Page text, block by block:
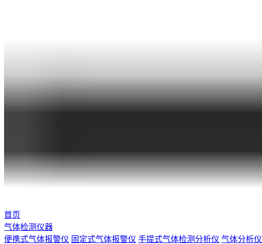
首页
气体检测仪器
便携式气体报警仪 固定式气体报警仪 手提式气体检测分析仪 气体分析仪